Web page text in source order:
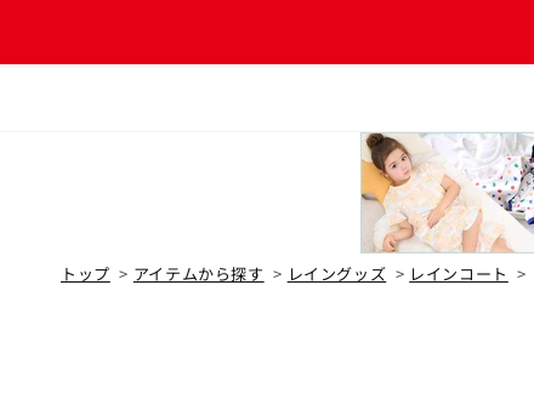
コンテ
トップ > アイテムから探す > レイングッズ > レインコート >